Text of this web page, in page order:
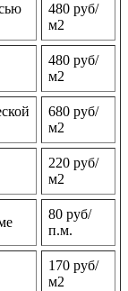
480 руб/
м2
480 руб/
м2
680 руб/
м2
220 руб/
м2
80 руб/
п.м.
170 руб/
м2